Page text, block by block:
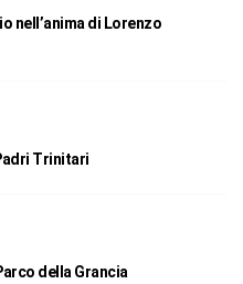
nell’anima di Lorenzo
Trinitari
della Grancia